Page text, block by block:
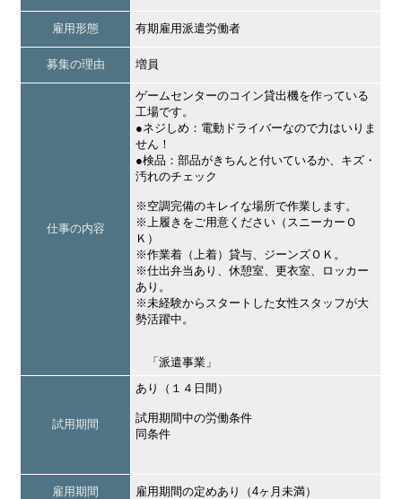
雇用形態 有期雇用派遣労働者
募集の理由 増員
仕事の内容
ゲームセンターのコイン貸出機を作っている
工場です。
●ネジしめ：電動ドライバーなので力はいりま
せん！
●検品：部品がきちんと付いているか、キズ・
汚れのチェック
※空調完備のキレイな場所で作業します。
※上履きをご用意ください（スニーカーＯ
Ｋ）
※作業着（上着）貸与、ジーンズＯＫ。
※仕出弁当あり、休憩室、更衣室、ロッカー
あり。
※未経験からスタートした女性スタッフが大
勢活躍中。
「派遣事業」
試用期間
あり（１４日間）
試用期間中の労働条件
同条件
雇用期間 雇用期間の定めあり（4ヶ月未満）